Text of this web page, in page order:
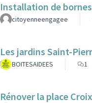
Installation de
citoyenneengagee
Les jardins Saint-
BOITESAIDEES 1
Rénover la place